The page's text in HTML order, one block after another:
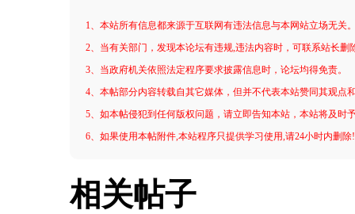
1、本站所有信息都来源于互联网有违法信息与本网站立场无关
2、当有关部门，发现本论坛有违规,违法内容时，可联系站长删
3、当政府机关依照法定程序要求披露信息时，论坛均得免责。
4、本帖部分内容转载自其它媒体，但并不代表本站赞同其观点
5、如本帖侵犯到任何版权问题，请立即告知本站，本站将及时
6、如果使用本帖附件,本站程序只提供学习使用,请24小时内删
相关帖子